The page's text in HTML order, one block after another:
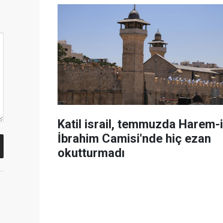
Katil israil, temmuzda Harem-i
İbrahim Camisi'nde hiç ezan
okutturmadı